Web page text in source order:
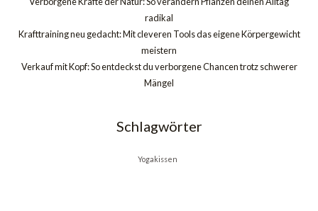
radikal
Krafttraining neu gedacht: Mit cleveren Tools das eigene Körpergewicht
meistern
Verkauf mit Kopf: So entdeckst du verborgene Chancen trotz schwerer
Mängel
Schlagwörter
Yogakissen